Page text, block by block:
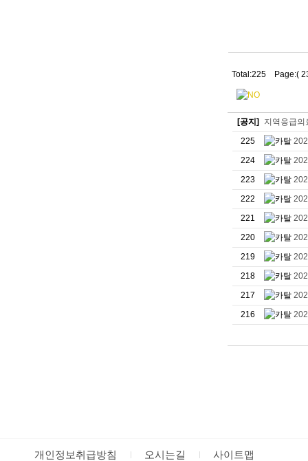
Total:225 Page:(
[공지]
지역응급의
225
224
223
222
221
220
219
218
217
216
개인정보취급방침 오시는길 사이트맵